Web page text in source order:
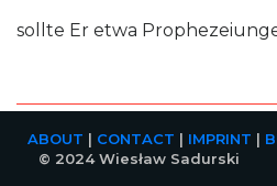
sollte Er etwa
ABOUT | CONTACT | IMPRINT |
© 2024 Wiesław Sadurski